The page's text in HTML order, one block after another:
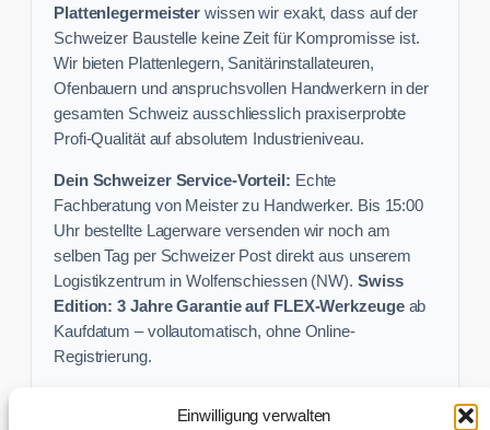
Einwilligung verwalten
Plattenlegermeister wissen wir exakt, dass auf der
Schweizer Baustelle keine Zeit für Kompromisse ist.
Wir bieten Plattenlegern, Sanitärinstallateuren,
Ofenbauern und anspruchsvollen Handwerkern in der
gesamten Schweiz ausschliesslich praxiserprobte
Profi-Qualität auf absolutem Industrieniveau.
Dein Schweizer Service-Vorteil: Echte
Fachberatung von Meister zu Handwerker. Bis 15:00
Uhr bestellte Lagerware versenden wir noch am
selben Tag per Schweizer Post direkt aus unserem
Logistikzentrum in Wolfenschiessen (NW). Swiss
Edition: 3 Jahre Garantie auf FLEX-Werkzeugeab
Kaufdatum – vollautomatisch, ohne Online-
Registrierung.